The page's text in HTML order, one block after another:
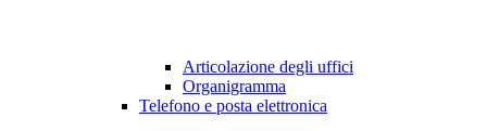
Articolazione degli uffici
Organigramma
Telefono e posta elettronica